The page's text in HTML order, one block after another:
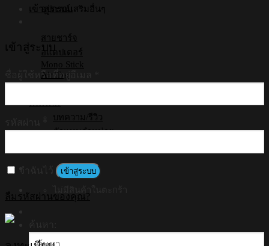
อุปกรณ์เสริมอื่นๆ
สายชาร์จ
อแดปเตอร์
Mono Stick
Air Tag
เพิ่มเติม
บทความ/รีวิว
ตัวแทนจำหน่าย
เข้าสู่ระบบ
เข้าสู่ระบบ
ชื่อผู้ใช้หรือที่อยู่อีเมล
เข้าสู่ระบบ
ลืมรหัสผ่านของคุณ?